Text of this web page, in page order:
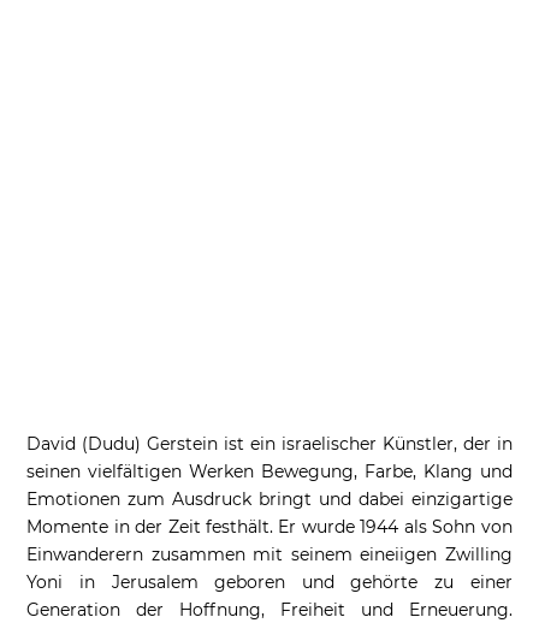
David (Dudu) Gerstein ist ein israelischer Künstler, der in
seinen vielfältigen Werken Bewegung, Farbe, Klang und
Emotionen zum Ausdruck bringt und dabei einzigartige
Momente in der Zeit festhält. Er wurde 1944 als Sohn von
Einwanderern zusammen mit seinem eineiigen Zwilling
Yoni in Jerusalem geboren und gehörte zu einer
Generation der Hoffnung, Freiheit und Erneuerung.